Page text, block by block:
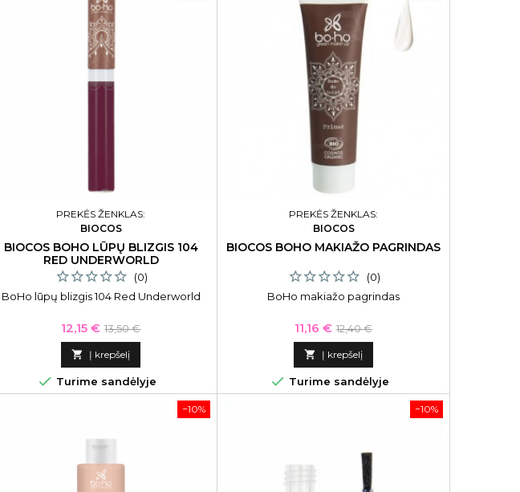
PREKĖS ŽENKLAS:
BIOCOS
BIOCOS BOHO LŪPŲ BLIZGIS 104
RED UNDERWORLD
(0)
BoHo lūpų blizgis 104 Red Underworld
Kaina
12,15 € Bazinė
kaina
13,50 €
 Į krepšelį
 Turime sandėlyje
PREKĖS ŽENKLAS:
BIOCOS
BIOCOS BOHO MAKIAŽO PAGRINDAS
(0)
BoHo makiažo pagrindas
Kaina
11,16 € Bazinė
kaina
12,40 €
 Į krepšelį
 Turime sandėlyje
−10% −10%